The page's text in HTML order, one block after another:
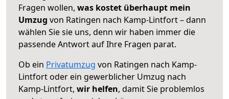
Fragen wollen, was kostet überhaupt mein
Umzug von Ratingen nach Kamp-Lintfort – dann
wählen Sie sie uns, denn wir haben immer die
passende Antwort auf Ihre Fragen parat.
Ob ein Privatumzug von Ratingen nach Kamp-
Lintfort oder ein gewerblicher Umzug nach
Kamp-Lintfort, wir helfen, damit Sie problemlos